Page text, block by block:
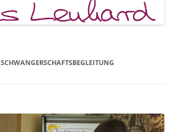
SCHWANGERSCHAFTSBEGLEITUNG